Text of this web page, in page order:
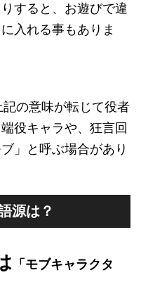
すると、お遊びで違
入れる事もありま
の意味が転じて役者
役キャラや、狂言回
」と呼ぶ場合があり
源は？
「モブキャラクタ